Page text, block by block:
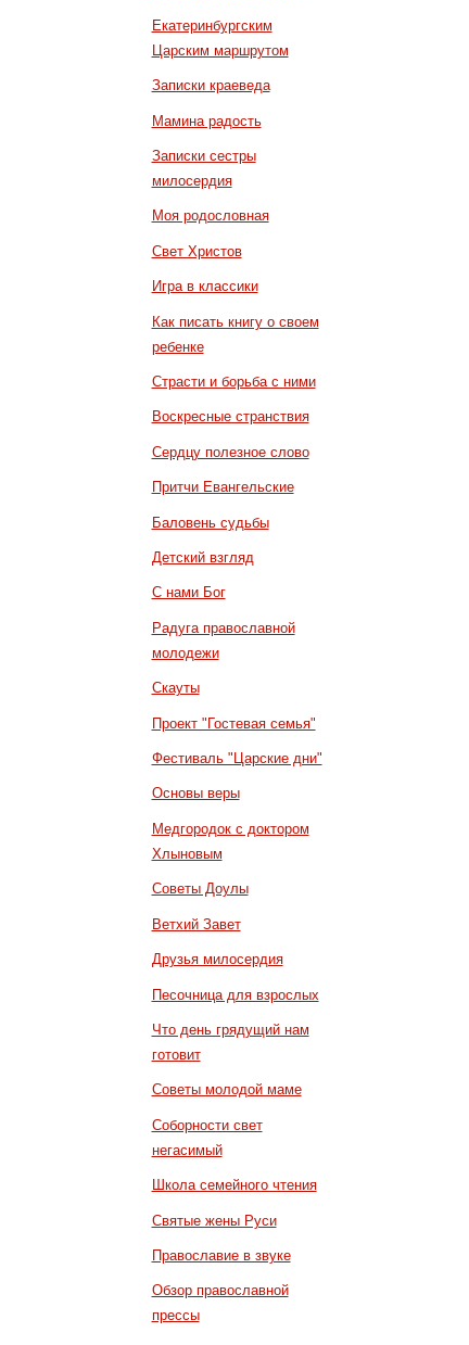
Екатеринбургским
Царским маршрутом
Записки краеведа
Мамина радость
Записки сестры
милосердия
Моя родословная
Свет Христов
Игра в классики
Как писать книгу о своем
ребенке
Страсти и борьба с ними
Воскресные странствия
Сердцу полезное слово
Притчи Евангельские
Баловень судьбы
Детский взгляд
С нами Бог
Радуга православной
молодежи
Скауты
Проект "Гостевая семья"
Фестиваль "Царские дни"
Основы веры
Медгородок с доктором
Хлыновым
Советы Доулы
Ветхий Завет
Друзья милосердия
Песочница для взрослых
Что день грядущий нам
готовит
Советы молодой маме
Соборности свет
негасимый
Школа семейного чтения
Святые жены Руси
Православие в звуке
Обзор православной
прессы